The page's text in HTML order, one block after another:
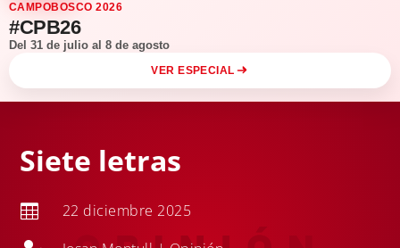
CAMPOBOSCO 2026
#CPB26
Del 31 de julio al 8 de agosto
VER ESPECIAL
Siete letras
 22 diciembre 2025